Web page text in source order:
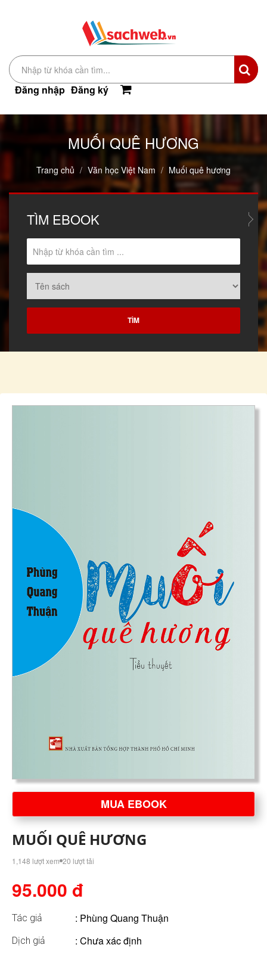
Đăng nhập Đăng ký
MUỐI QUÊ HƯƠNG
Trang chủ Văn học Việt Nam Muối quê hương
TÌM EBOOK
MUA EBOOK
MUỐI QUÊ HƯƠNG
1,148 lượt xem 20 lượt tải
95.000 đ
Tác giả : Phùng Quang Thuận
Dịch giả : Chưa xác định